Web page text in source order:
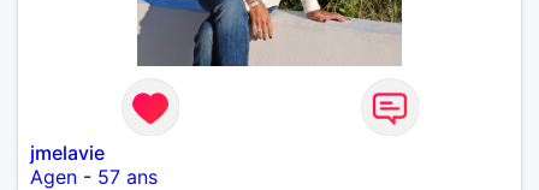
jmelavie
Agen - 57 ans